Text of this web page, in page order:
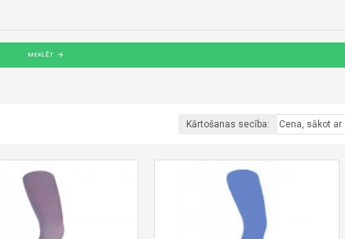
MEKLĒT
Kārtošanas secība: